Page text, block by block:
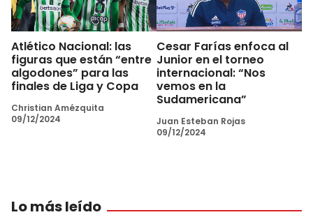
Atlético Nacional: las
figuras que están “entre
algodones” para las
finales de Liga y Copa
Christian Amézquita
09/12/2024
Cesar Farías enfoca al
Junior en el torneo
internacional: “Nos
vemos en la
Sudamericana”
Juan Esteban Rojas
09/12/2024
Lo más leído